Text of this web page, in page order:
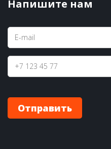
Напишите нам
Отправить